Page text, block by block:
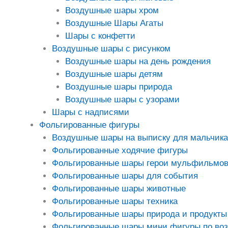
Воздушные шары хром
Воздушные Шары Агаты
Шары с конфетти
Воздушные шары с рисунком
Воздушные шары на день рождения
Воздушные шары детям
Воздушные шары природа
Воздушные шары с узорами
Шары с надписями
Фольгированные фигуры
Воздушные шары на выписку для мальчика
Фольгированные ходячие фигуры
Фольгированные шары герои мульфильмов
Фольгированные шары для события
Фольгированные шары животные
Фольгированные шары техника
Фольгированные шары природа и продукты